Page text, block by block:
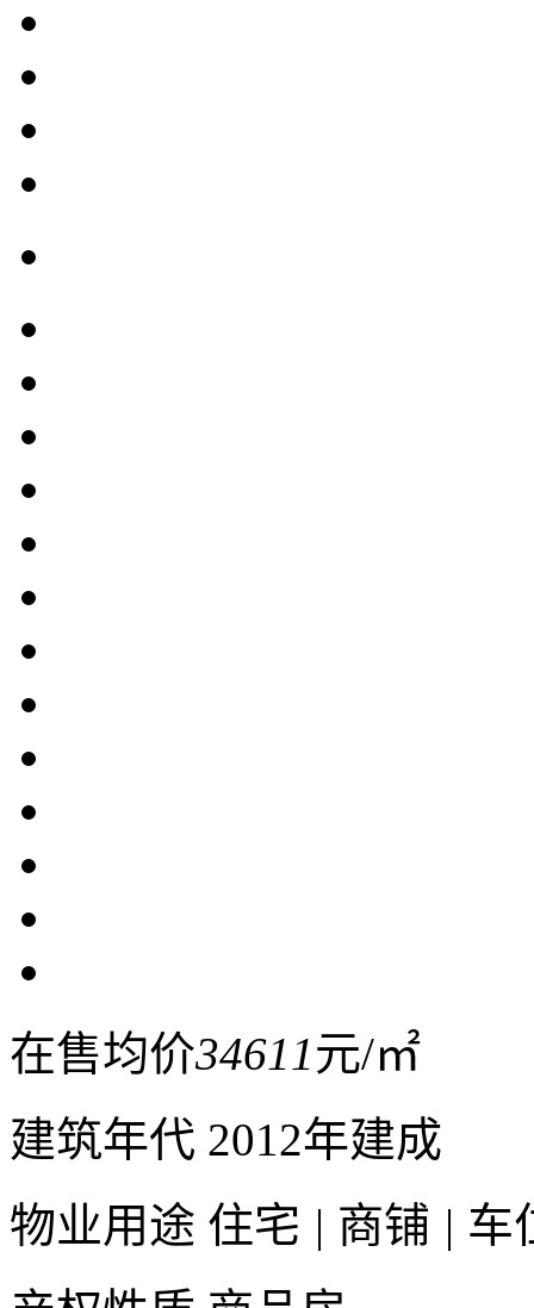
在售均价34611元/㎡
建筑年代 2012年建成
物业用途 住宅 | 商铺 | 车